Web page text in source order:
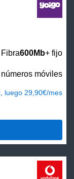
Fibra600Mb+ fijo
móviles
luego 29,90€/mes